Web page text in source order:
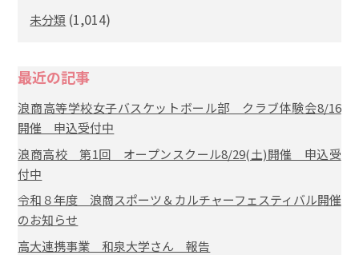
未分類 (1,014)
最近の記事
浪商高等学校女子バスケットボール部 クラブ体験会8/16
開催 申込受付中
浪商高校 第1回 オープンスクール8/29(土)開催 申込受
付中
令和８年度 浪商スポーツ＆カルチャーフェスティバル開催
のお知らせ
高大連携事業 和泉大学さん 報告